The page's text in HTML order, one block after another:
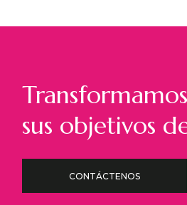
sus objetivos
CONTÁCTENOS